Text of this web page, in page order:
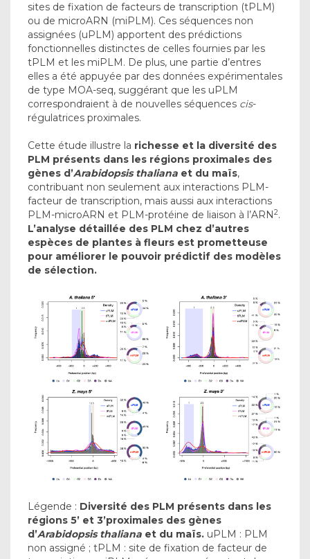
sites de fixation de facteurs de transcription (tPLM)
ou de microARN (miPLM). Ces séquences non
assignées (uPLM) apportent des prédictions
fonctionnelles distinctes de celles fournies par les
tPLM et les miPLM. De plus, une partie d’entres
elles a été appuyée par des données expérimentales
de type MOA-seq, suggérant que les uPLM
correspondraient à de nouvelles séquences cis-
régulatrices proximales.
Cette étude illustre la richesse et la diversité des
PLM présents dans les régions proximales des
gènes d’Arabidopsis thaliana et du maïs,
contribuant non seulement aux interactions PLM-
facteur de transcription, mais aussi aux interactions
PLM-microARN et PLM-protéine de liaison à l’ARN2.
L’analyse détaillée des PLM chez d’autres
espèces de plantes à fleurs est prometteuse
pour améliorer le pouvoir prédictif des modèles
de sélection.
Légende : Diversité des PLM présents dans les
régions 5’ et 3’proximales des gènes
d’Arabidopsis thaliana et du maïs. uPLM : PLM
non assigné ; tPLM : site de fixation de facteur de